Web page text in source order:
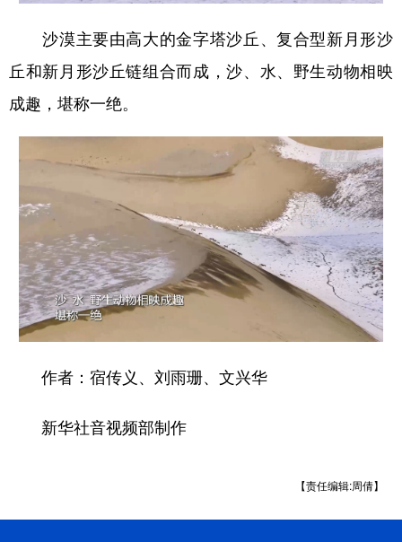
沙漠主要由高大的金字塔沙丘、复合型新月形沙
丘和新月形沙丘链组合而成，沙、水、野生动物相映
成趣，堪称一绝。
作者：宿传义、刘雨珊、文兴华
新华社音视频部制作
【责任编辑:周倩】